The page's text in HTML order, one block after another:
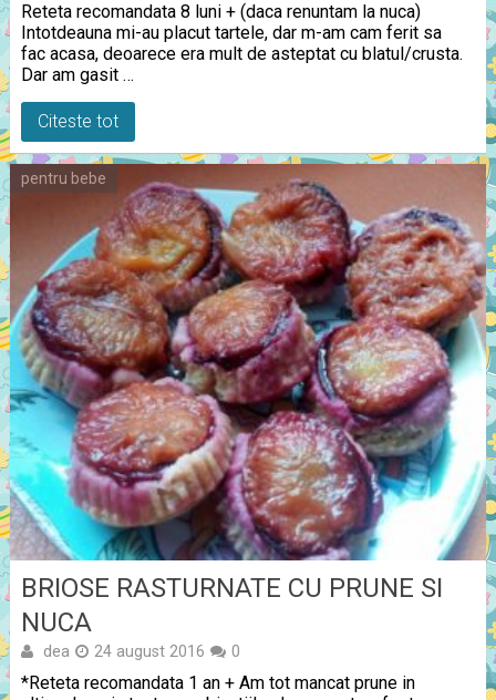
Reteta recomandata 8 luni + (daca renuntam la nuca)
Intotdeauna mi-au placut tartele, dar m-am cam ferit sa
fac acasa, deoarece era mult de asteptat cu blatul/crusta.
Dar am gasit …
Citeste tot
pentru bebe
BRIOSE RASTURNATE CU PRUNE SI
NUCA
dea 24 august 2016 0
*Reteta recomandata 1 an + Am tot mancat prune in